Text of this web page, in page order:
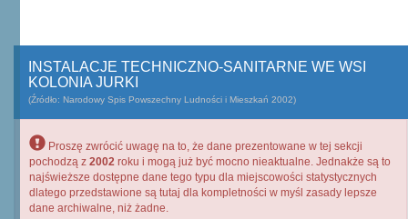
INSTALACJE TECHNICZNO-SANITARNE WE WSI
KOLONIA JURKI
(Źródło: Narodowy Spis Powszechny Ludności i Mieszkań 2002)
Proszę zwrócić uwagę na to, że dane prezentowane w tej sekcji
pochodzą z 2002 roku i mogą już być mocno nieaktualne. Jednakże są to
najświeższe dostępne dane tego typu dla miejscowości statystycznych
dlatego przedstawione są tutaj dla kompletności w myśl zasady lepsze
dane archiwalne, niż żadne.